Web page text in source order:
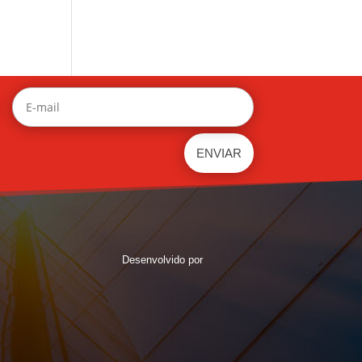
Desenvolvido por